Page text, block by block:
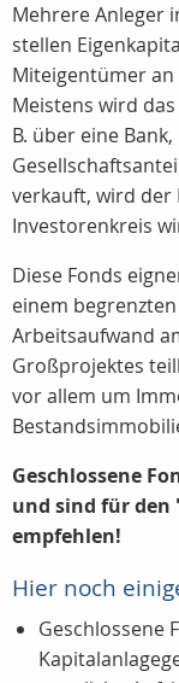
Mehrere Anleger
stellen
Miteigentümer an
Meistens wird
B. über eine
verkauft, wird der
Investorenkreis
Diese Fonds
einem
Arbeitsaufwand
Großprojektes
vor allem um
Geschlossene
und sind für
empfehlen!
Hier noch
Geschlossene